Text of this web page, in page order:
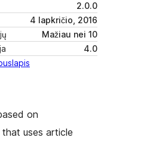
2.0.0
4 lapkričio, 2016
Mažiau nei 10
4.0
on
uses article